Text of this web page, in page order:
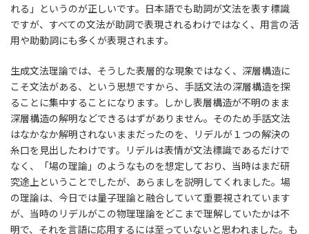
れる」というのが正しいです。日本語でも助詞が文法を表す標識
ですが、すべての文法が助詞で表現されるわけではなく、用言の活
用や助動詞にも多くが表現されます。
生成文法理論では、そうした表層的な現象ではなく、深層構造に
こそ文法がある、という思想ですから、手話文法の深層構造を探
ることに集中することになります。しかし表層構造が不明のまま
深層構造の解明などできるはずがありません。そのため手話文法
はなかなか解明されないままだったのを、リデルが１つの解決の
糸口を見出したわけです。リデルは表情が文法標識であるだけで
なく、「場の理論」のようなものを想定しており、当時はまだ研
究途上ということでしたが、あらましを説明してくれました。場
の理論は、今日では量子理論と融合していて重要視されています
が、当時のリデルがこの物理理論をどこまで理解していたかは不
明で、それを言語に応用するには至っていないと思われました。も